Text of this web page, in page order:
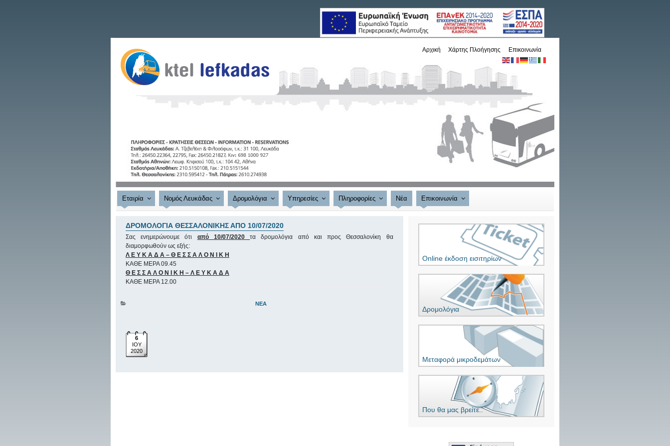
Αρχική Χάρτης Πλοήγησης Επικοινωνία
Εταιρία Νομός Λευκάδας Δρομολόγια Υπηρεσίες Πληροφορίες Νέα Επικοινωνία
ΔΡΟΜΟΛΟΓΙΑ ΘΕΣΣΑΛΟΝΙΚΗΣ ΑΠΟ 10/07/2020
Σας ενημερώνουμε ότι από 10/07/2020τα δρομολόγια από και προς Θεσσαλονίκη θα
διαμορφωθούν ως εξής:
Λ Ε Υ Κ Α Δ Α – Θ Ε Σ Σ Α Λ Ο Ν Ι Κ Η
ΚΑΘΕ ΜΕΡΑ 09.45
Θ Ε Σ Σ Α Λ Ο Ν Ι Κ Η – Λ Ε Υ Κ Α Δ Α
ΚΑΘΕ ΜΕΡΑ 12.00
ΝΈΑ
6
ΙΟΥ
2020
Online έκδοση εισιτηρίων
Δρομολόγια
Μεταφορά μικροδεμάτων
Που θα μας βρείτε..